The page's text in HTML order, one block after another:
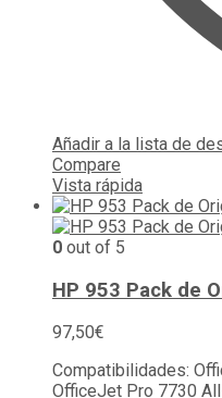
Añadir a la lista de
Compare
Vista rápida
0 out of 5
HP 953 Pack de
97,50€
Compatibilidades:
OfficeJet Pro 7730